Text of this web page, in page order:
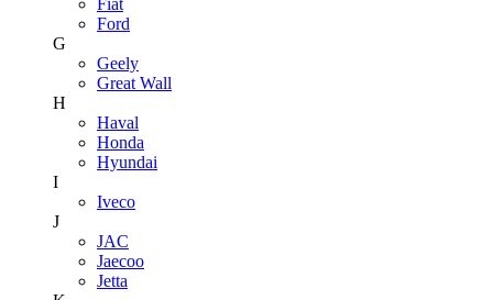
Fiat
Ford
G
Geely
Great Wall
H
Haval
Honda
Hyundai
I
Iveco
J
JAC
Jaecoo
Jetta